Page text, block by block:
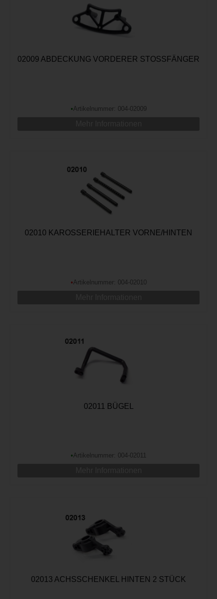
02009 ABDECKUNG VORDERER STOSSFÄNGER
•Artikelnummer: 004-02009
02010 KAROSSERIEHALTER VORNE/HINTEN
•Artikelnummer: 004-02010
02011 BÜGEL
•Artikelnummer: 004-02011
02013 ACHSSCHENKEL HINTEN 2 STÜCK